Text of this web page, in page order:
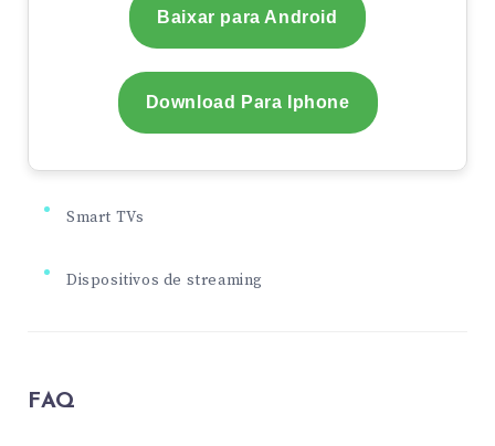
Baixar para Android
Download Para Iphone
Smart TVs
Dispositivos de streaming
FAQ